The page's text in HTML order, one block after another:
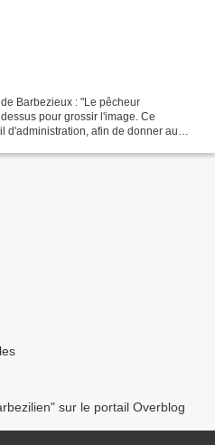
Barbezieux : "Le pêcheur
pour grossir l'image. Ce
afin de donner au
sur le portail Overblog